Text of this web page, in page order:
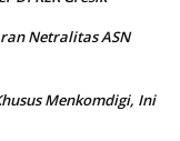
Netralitas ASN
Menkomdigi, Ini